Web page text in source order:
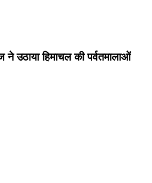
ने उठाया हिमाचल की पर्वतमालाओं